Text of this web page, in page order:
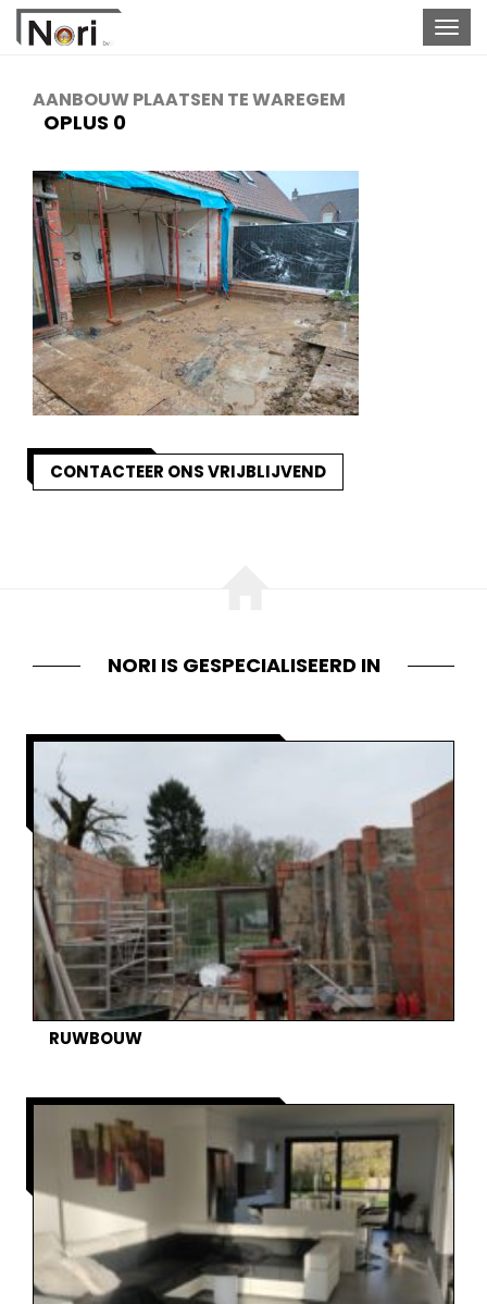
AANBOUW PLAATSEN TE WAREGEM
OPLUS 0
CONTACTEER ONS VRIJBLIJVEND
NORI IS GESPECIALISEERD IN
RUWBOUW